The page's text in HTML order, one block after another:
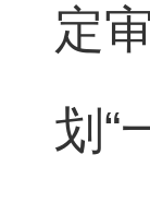
定
划“